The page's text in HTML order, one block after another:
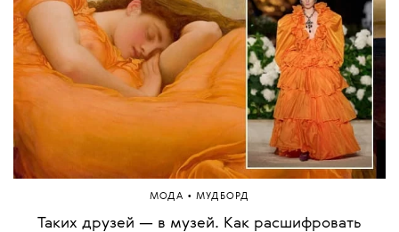
МОДА • МУДБОРД
Таких друзей — в музей. Как расшифровать